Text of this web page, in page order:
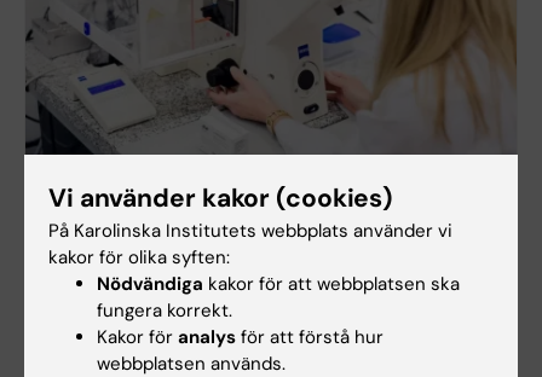
Europeiska forskningsrådet
European Research Council (ERC) främjar forskning
av högsta kvalitet genom långsiktig finansiering. KI
har varit framgångsrikt i att få denna typ av
prestigefulla anslag.
Vi använder kakor (cookies)
På Karolinska Institutets webbplats använder vi
kakor för olika syften:
Nödvändiga kakor för att webbplatsen ska
fungera korrekt.
Kakor för analys för att förstå hur
webbplatsen används.